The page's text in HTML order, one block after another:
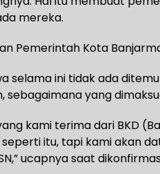
mereka.
Pemerintah Kota
selama ini tidak ada
sebagaimana yang
kami terima dari BKD
itu, tapi kami akan
ucapnya saat